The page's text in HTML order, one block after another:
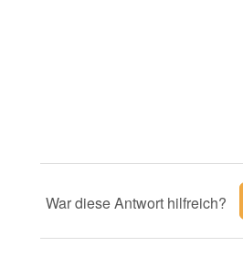
War diese Antwort hilfreich?